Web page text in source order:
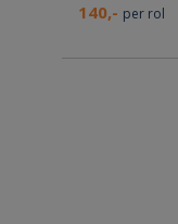
140,- per rol